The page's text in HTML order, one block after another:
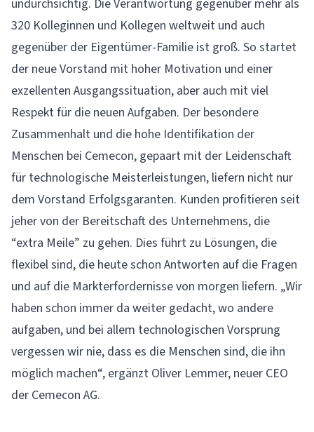
undurchsichtig. Die Verantwortung gegenüber mehr als
320 Kolleginnen und Kollegen weltweit und auch
gegenüber der Eigentümer-Familie ist groß. So startet
der neue Vorstand mit hoher Motivation und einer
exzellenten Ausgangssituation, aber auch mit viel
Respekt für die neuen Aufgaben. Der besondere
Zusammenhalt und die hohe Identifikation der
Menschen bei Cemecon, gepaart mit der Leidenschaft
für technologische Meisterleistungen, liefern nicht nur
dem Vorstand Erfolgsgaranten. Kunden profitieren seit
jeher von der Bereitschaft des Unternehmens, die
“extra Meile” zu gehen. Dies führt zu Lösungen, die
flexibel sind, die heute schon Antworten auf die Fragen
und auf die Markterfordernisse von morgen liefern. „Wir
haben schon immer da weiter gedacht, wo andere
aufgaben, und bei allem technologischen Vorsprung
vergessen wir nie, dass es die Menschen sind, die ihn
möglich machen“, ergänzt Oliver Lemmer, neuer CEO
der Cemecon AG.